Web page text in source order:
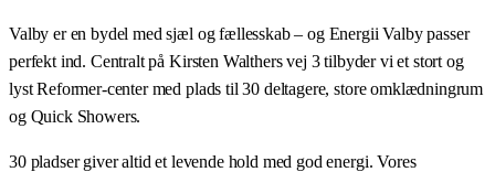
Valby er en bydel med sjæl og fællesskab – og Energii Valby passer
perfekt ind. Centralt på Kirsten Walthers vej 3 tilbyder vi et stort og
lyst Reformer-center med plads til 30 deltagere, store omklædningrum
og Quick Showers.
30 pladser giver altid et levende hold med god energi. Vores